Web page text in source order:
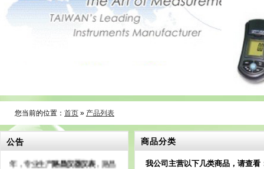
您当前的位置： 首页 » 产品列表
公告
台湾路昌官网代理商成立于1976
年，专业生产路昌仪器仪表，路昌
商品分类
我公司主营以下几类商品，请查看